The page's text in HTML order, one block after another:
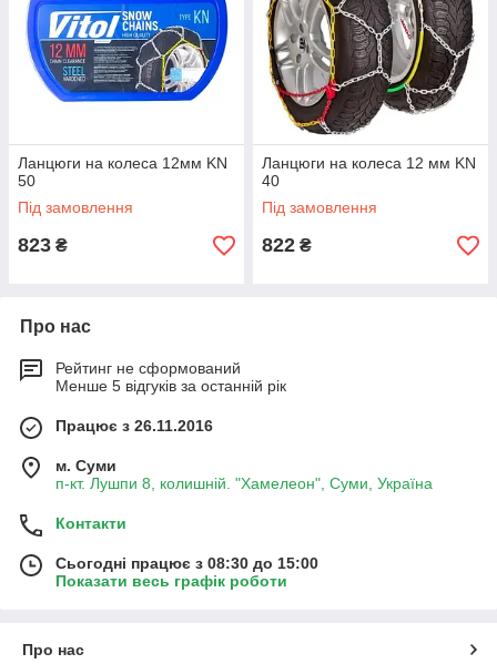
Ланцюги на колеса 12мм KN
50
Під замовлення
823 ₴
Ланцюги на колеса 12 мм KN
40
Під замовлення
822 ₴
Про нас
Рейтинг не сформований
Менше 5 відгуків за останній рік
Працює з 26.11.2016
м. Суми
п-кт. Лушпи 8, колишній. "Хамелеон", Суми, Україна
Контакти
Сьогодні працює з 08:30 до 15:00
Показати весь графік роботи
Про нас